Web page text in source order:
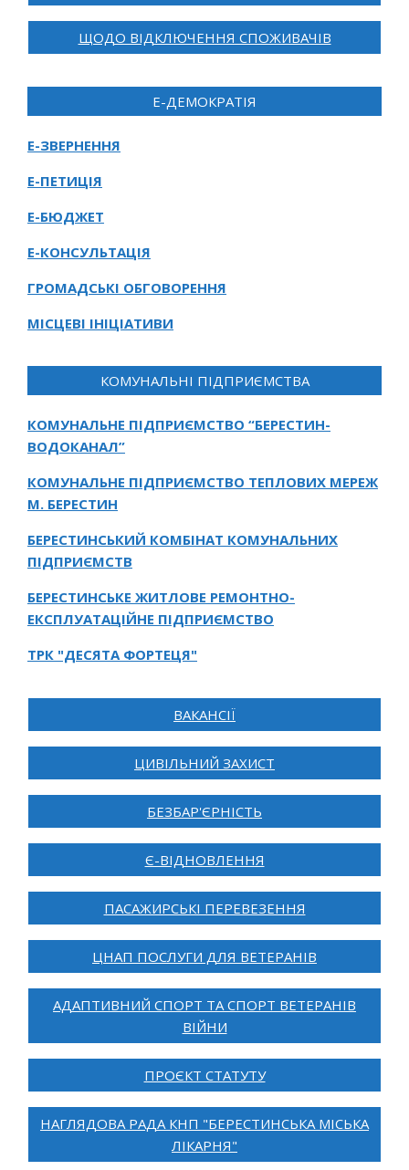
ЩОДО ВІДКЛЮЧЕННЯ СПОЖИВАЧІВ
Е-ДЕМОКРАТІЯ
Е-ЗВЕРНЕННЯ
Е-ПЕТИЦІЯ
Е-БЮДЖЕТ
Е-КОНСУЛЬТАЦІЯ
ГРОМАДСЬКІ ОБГОВОРЕННЯ
МІСЦЕВІ ІНІЦІАТИВИ
КОМУНАЛЬНІ ПІДПРИЄМСТВА
КОМУНАЛЬНЕ ПІДПРИЄМСТВО “БЕРЕСТИН-
ВОДОКАНАЛ”
КОМУНАЛЬНЕ ПІДПРИЄМСТВО ТЕПЛОВИХ МЕРЕЖ
М. БЕРЕСТИН
БЕРЕСТИНСЬКИЙ КОМБІНАТ КОМУНАЛЬНИХ
ПІДПРИЄМСТВ
БЕРЕСТИНСЬКЕ ЖИТЛОВЕ РЕМОНТНО-
ЕКСПЛУАТАЦІЙНЕ ПІДПРИЄМСТВО
ТРК "ДЕСЯТА ФОРТЕЦЯ"
ВАКАНСІЇ
ЦИВІЛЬНИЙ ЗАХИСТ
БЕЗБАР'ЄРНІСТЬ
Є-ВІДНОВЛЕННЯ
ПАСАЖИРСЬКІ ПЕРЕВЕЗЕННЯ
ЦНАП ПОСЛУГИ ДЛЯ ВЕТЕРАНІВ
АДАПТИВНИЙ СПОРТ ТА СПОРТ ВЕТЕРАНІВ
ВІЙНИ
ПРОЄКТ СТАТУТУ
НАГЛЯДОВА РАДА КНП "БЕРЕСТИНСЬКА МІСЬКА
ЛІКАРНЯ"